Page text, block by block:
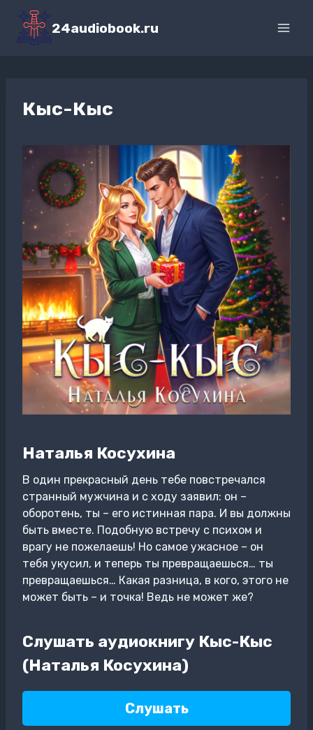
Перейти
содержимому
24audiobook.ru
Кыс-Кыс
Наталья Косухина
В один прекрасный день тебе повстречался
странный мужчина и с ходу заявил: он –
оборотень, ты – его истинная пара. И вы должны
быть вместе. Подобную встречу с психом и
врагу не пожелаешь! Но самое ужасное – он
тебя укусил, и теперь ты превращаешься… ты
превращаешься… Какая разница, в кого, этого не
может быть – и точка! Ведь не может же?
Слушать аудиокнигу Кыс-Кыс
(Наталья Косухина)
Слушать